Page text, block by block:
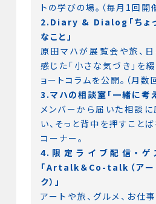
トの学びの場。（毎月1回開
2.Diary & Dialog「ちょっ
なこと」
原田マハが展覧会や旅、
感じた「小さな気づき」を
ョートコラムを公開。（月数
3.マハの相談室「一緒に考え
メンバーから届いた相談
い、そっと背中を押すこと
コーナー。
4.限定ライブ配信・ゲ
「Artalk＆Co-talk（アー
ク）」
アートや旅、グルメ、お仕